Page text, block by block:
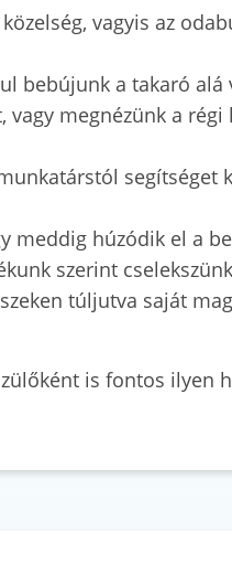
vagyis az
bebújunk a takaró alá
megnézünk a régi
segítséget
húzódik el a
szerint
túljutva saját
is fontos ilyen